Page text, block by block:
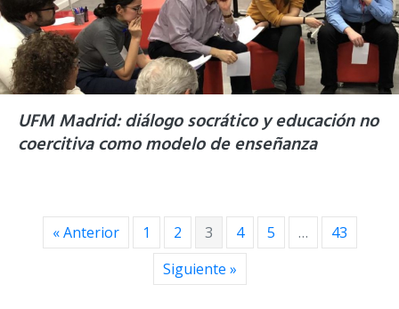
UFM Madrid: diálogo socrático y educación no
coercitiva como modelo de enseñanza
« Anterior 1 2 3 4 5 …
43
Siguiente »